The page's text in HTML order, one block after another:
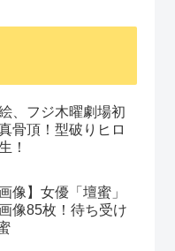
、フジ木曜劇場初
骨頂！型破りヒロ
！
像】女優「壇蜜」
像85枚！待ち受け